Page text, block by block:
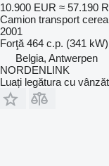
10.900 EUR ≈ 57.190
Camion transport
2001
Forţă 464 c.p. (341 kW)
Belgia, Antwerpen
NORDENLINK
Luați legătura cu